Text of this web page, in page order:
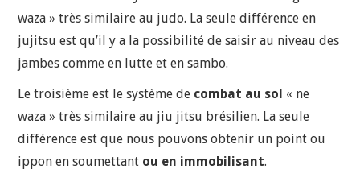
waza » très similaire au judo. La seule différence en
jujitsu est qu’il y a la possibilité de saisir au niveau des
jambes comme en lutte et en sambo.
Le troisième est le système de combat au sol « ne
waza » très similaire au jiu jitsu brésilien. La seule
différence est que nous pouvons obtenir un point ou
ippon en soumettant ou en immobilisant.